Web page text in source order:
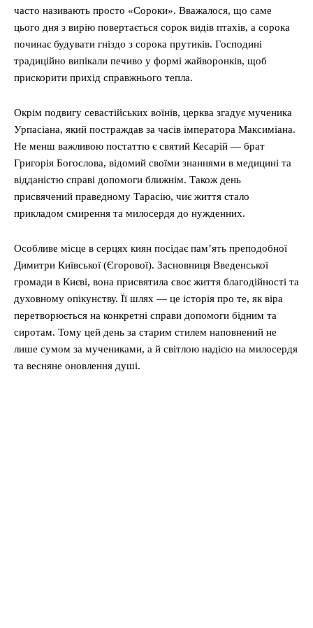
часто називають просто «Сороки». Вважалося, що саме
цього дня з вирію повертається сорок видів птахів, а сорока
починає будувати гніздо з сорока прутиків. Господині
традиційно випікали печиво у формі жайворонків, щоб
прискорити прихід справжнього тепла.
Окрім подвигу севастійських воїнів, церква згадує мученика
Урпасіана, який постраждав за часів імператора Максиміана.
Не менш важливою постаттю є святий Кесарій — брат
Григорія Богослова, відомий своїми знаннями в медицині та
відданістю справі допомоги ближнім. Також день
присвячений праведному Тарасію, чиє життя стало
прикладом смирення та милосердя до нужденних.
Особливе місце в серцях киян посідає пам’ять преподобної
Димитри Київської (Єгорової). Засновниця Введенської
громади в Києві, вона присвятила своє життя благодійності та
духовному опікунству. Її шлях — це історія про те, як віра
перетворюється на конкретні справи допомоги бідним та
сиротам. Тому цей день за старим стилем наповнений не
лише сумом за мучениками, а й світлою надією на милосердя
та весняне оновлення душі.